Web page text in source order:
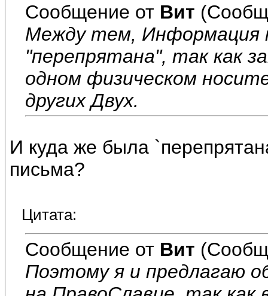
Сообщение от Вит
Между тем, Информация
"перепрятана", так как
одном физическом
других Двух.
И куда же была
письма?
Цитата:
Сообщение от Вит
Поэтому я и предлагаю